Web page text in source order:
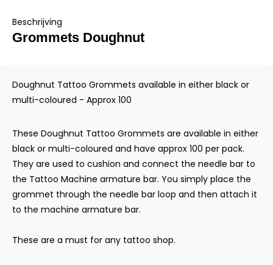
Beschrijving
Grommets Doughnut
Doughnut Tattoo Grommets available in either black or
multi-coloured - Approx 100
These Doughnut Tattoo Grommets are available in either
black or multi-coloured and have approx 100 per pack.
They are used to cushion and connect the needle bar to
the Tattoo Machine armature bar. You simply place the
grommet through the needle bar loop and then attach it
to the machine armature bar.
These are a must for any tattoo shop.